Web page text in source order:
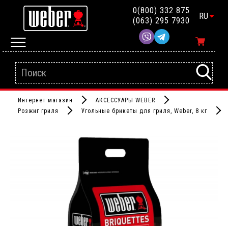
0(800) 332 875
(063) 295 7930
RU
Интернет магазин
АКСЕССУАРЫ WEBER
Розжиг гриля
Угольные брикеты для гриля, Weber, 8 кг